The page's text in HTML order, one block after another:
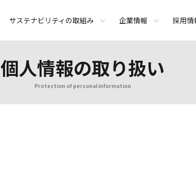
サステナビリティの取組み 企業情報 採用情
個人情報の取り扱い
Protection of personal information